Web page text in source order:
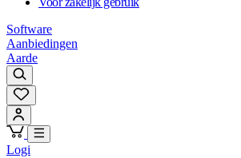
Software
Aanbiedingen
Aarde
Logi